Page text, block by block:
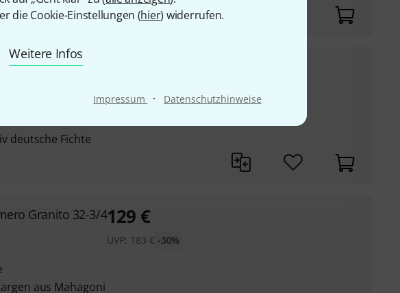
die Cookie-Einstellungen (hier) widerrufen.
Weitere Infos
Impressum · Datenschutzhinweise
S / 59
deutsche Fichte
Granito 32-3/4
aus Mahagoni
129 €
UVP: 183 € -30%